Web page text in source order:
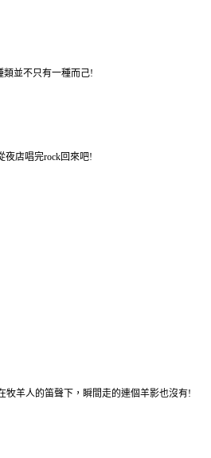
類並不只有一種而己!
夜店唱完rock回來吧!
牧羊人的笛聲下，瞬間走的連個羊影也沒有!